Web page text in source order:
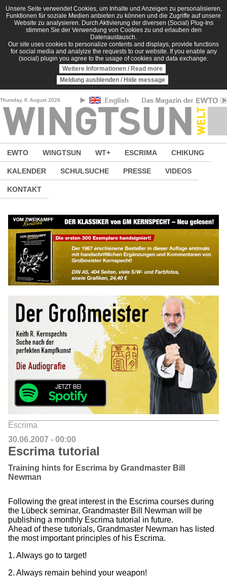
Direkt zum Inhalt
Unsere Seite verwendet Cookies, um Inhalte und Anzeigen zu personalisieren,
Funktionen für soziale Medien anbieten zu können und die Zugriffe auf unsere
Website zu analysieren. Durch Aktivierung der diversen (Social) Plug-Ins
stimmen Sie der Verwendung von Cookies zu und erlauben den
Datenaustausch.
Our site uses cookies to personalize contents and displays, provide functions
for social media and analyize the requests to our website. If you enable any
(social) plugin you agree to the usage of cookies and data exchange.
Weitere Informationen / Read more
Meldung ausblenden / Hide message
Thursday, 6. August 2026
EWTO WINGTSUN WT+ ESCRIMA CHIKUNG
KALENDER SCHULSUCHE PRESSE VIDEOS
KONTAKT
Escrima
30.06.2007 - 00:00
Escrima tutorial
Training hints for Escrima by Grandmaster Bill
Newman
Following the great interest in the Escrima courses during
the Lübeck seminar, Grandmaster Bill Newman will be
publishing a monthly Escrima tutorial in future.
Ahead of these tutorials, Grandmaster Newman has listed
the most important principles of his Escrima.
1. Always go to target!
2. Always remain behind your weapon!